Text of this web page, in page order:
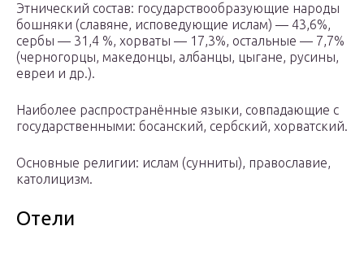
Этнический состав: государствообразующие народы
бошняки (славяне, исповедующие ислам) — 43,6%,
сербы — 31,4 %, хорваты — 17,3%, остальные — 7,7%
(черногорцы, македонцы, албанцы, цыгане, русины,
евреи и др.).
Наиболее распространённые языки, совпадающие с
государственными: босанский, сербский, хорватский.
Основные религии: ислам (сунниты), православие,
католицизм.
Отели